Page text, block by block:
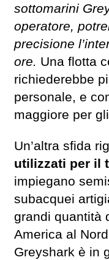
sottomarini
operatore,
precisione
ore. Una flotta
richiederebbe
personale, e
maggiore per
Un’altra sfida
utilizzati per il
impiegano
subacquei
grandi quantità
America al
Greyshark è in